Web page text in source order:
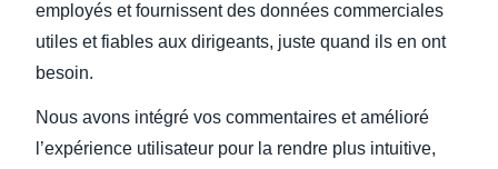
employés et fournissent des données commerciales
utiles et fiables aux dirigeants, juste quand ils en ont
besoin.
Nous avons intégré vos commentaires et amélioré
l’expérience utilisateur pour la rendre plus intuitive,